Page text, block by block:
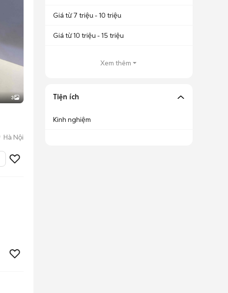
3
Hà Nội
Giá từ 7 triệu - 10 triệu
Giá từ 10 triệu - 15 triệu
Xem thêm
Tiện ích
Kinh nghiệm